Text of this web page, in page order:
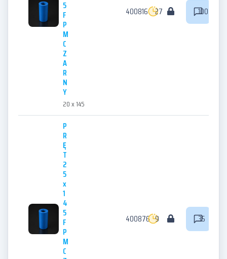
5
F
P
M
C
Z
A
R
N
Y
20 x 145
400816 27 100
P
R
Ę
T
2
5
x
1
4
5
F
P
M
C
400876 9 35